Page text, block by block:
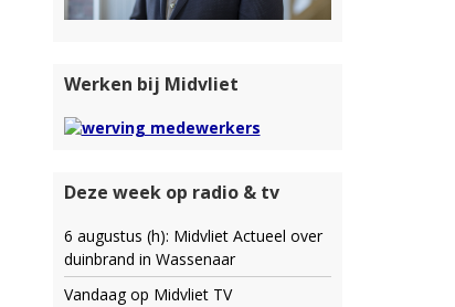
Werken bij Midvliet
Deze week op radio & tv
6 augustus (h): Midvliet Actueel over
duinbrand in Wassenaar
Vandaag op Midvliet TV